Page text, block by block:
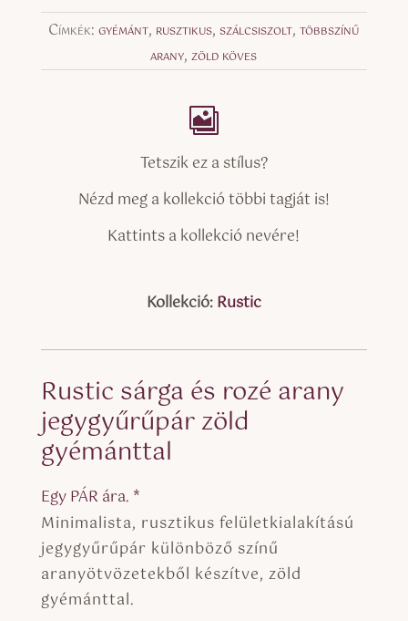
Címkék:gyémánt, rusztikus,szálcsiszolt,többszínű
arany,zöld köves
Tetszik ez a stílus?
Nézd meg a kollekció többi tagját is!
Kattints a kollekció nevére!
Kollekció:Rustic
Rustic sárga és rozé arany
jegygyűrűpár zöld
gyémánttal
Egy PÁR ára. *
Minimalista, rusztikus felületkialakítású
jegygyűrűpár különböző színű
aranyötvözetekből készítve, zöld
gyémánttal.